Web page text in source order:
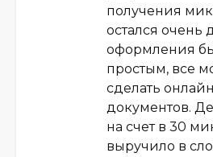
получения
остался очень
оформления
простым, все
сделать
документов.
на счет в 30
выручило в